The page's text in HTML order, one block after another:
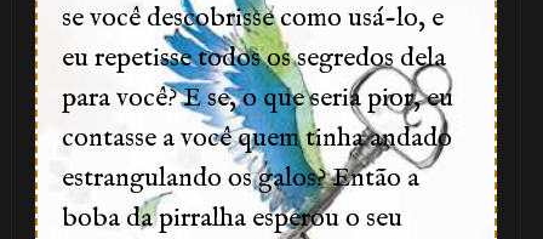
se você descobrisse como usá-lo, e
eu repetisse todos os segredos dela
para você? E se, o que seria pior, eu
contasse a você quem tinha andado
estrangulando os galos? Então a
boba da pirralha esperou o seu
🎈